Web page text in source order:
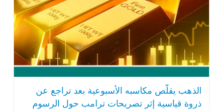
الذهب يقلّص مكاسبه الأسبوعية بعد تراجع عن
ذروة قياسية إثر تصريحات ترامب حول الرسوم